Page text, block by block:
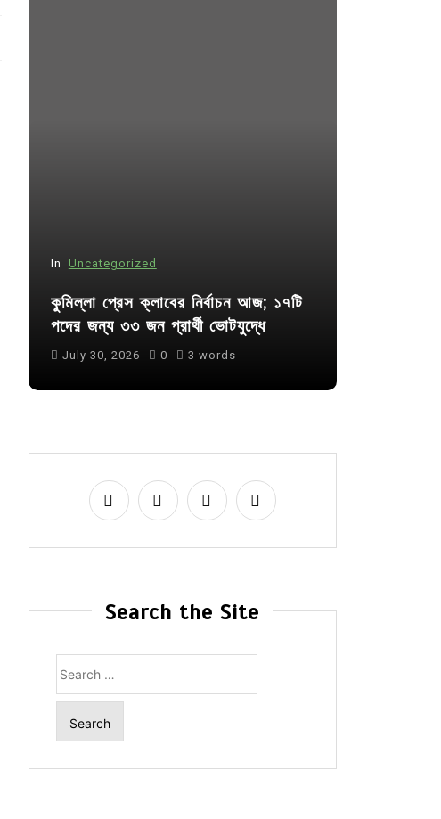
In Uncategorized
কুমিল্লা প্রেস ক্লাবের নির্বাচন আজ; ১৭টি
পদের জন্য ৩৩ জন প্রার্থী ভোটযুদ্ধে
July 30, 2026 0 3 words
Search the Site
for: